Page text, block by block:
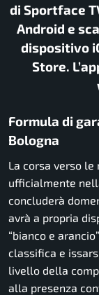
di Sportface
Android e
dispositivo
Store.
Formula di
Bologna
La corsa verso le
ufficialmente
concluderà
avrà a propria
“bianco e
classifica e
livello della
alla presenza